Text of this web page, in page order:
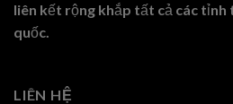
liên kết rộng khắp tất cả các
quốc.
LIÊN HỆ